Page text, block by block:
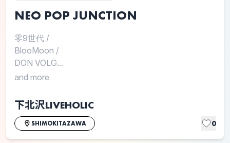
NEO POP JUNCTION
零9世代 /
BlooMoon /
DON VOLG...
and more
下北沢LIVEHOLIC
SHIMOKITAZAWA 0